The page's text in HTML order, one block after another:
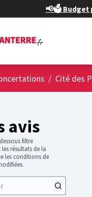
📢🗳️ Budget
/ Cité des
avis
filtre
résultats de la
les conditions de